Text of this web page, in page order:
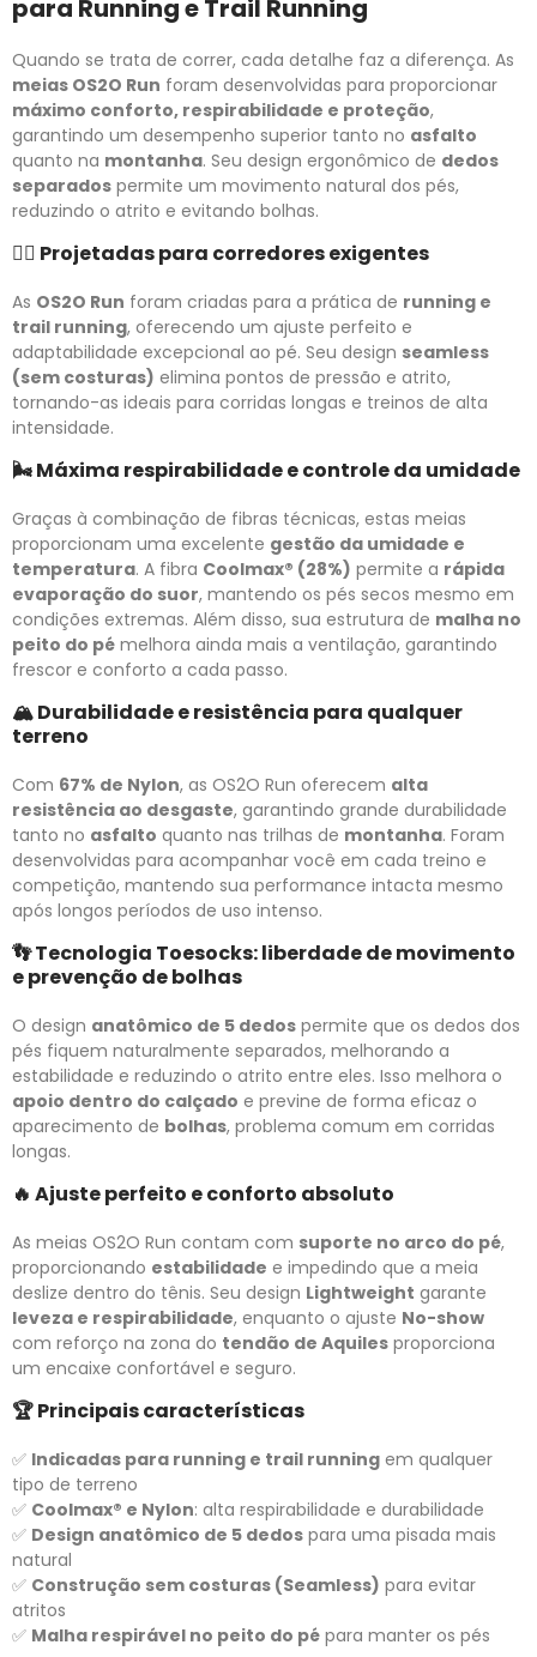
para Running e Trail Running
Quando se trata de correr, cada detalhe faz a diferença. As
meias OS2O Run foram desenvolvidas para proporcionar
máximo conforto, respirabilidade e proteção,
garantindo um desempenho superior tanto no asfalto
quanto na montanha. Seu design ergonômico de dedos
separados permite um movimento natural dos pés,
reduzindo o atrito e evitando bolhas.
🏃‍♂️ Projetadas para corredores exigentes
As OS2O Run foram criadas para a prática de running e
trail running, oferecendo um ajuste perfeito e
adaptabilidade excepcional ao pé. Seu design seamless
(sem costuras) elimina pontos de pressão e atrito,
tornando-as ideais para corridas longas e treinos de alta
intensidade.
🌬️Máxima respirabilidade e controle da umidade
Graças à combinação de fibras técnicas, estas meias
proporcionam uma excelente gestão da umidade e
temperatura. A fibra Coolmax® (28%) permite a rápida
evaporação do suor, mantendo os pés secos mesmo em
condições extremas. Além disso, sua estrutura de malha no
peito do pé melhora ainda mais a ventilação, garantindo
frescor e conforto a cada passo.
🏔️Durabilidade e resistência para qualquer
terreno
Com 67% de Nylon, as OS2O Run oferecem alta
resistência ao desgaste, garantindo grande durabilidade
tanto no asfalto quanto nas trilhas de montanha. Foram
desenvolvidas para acompanhar você em cada treino e
competição, mantendo sua performance intacta mesmo
após longos períodos de uso intenso.
👣Tecnologia Toesocks: liberdade de movimento
e prevenção de bolhas
O design anatômico de 5 dedos permite que os dedos dos
pés fiquem naturalmente separados, melhorando a
estabilidade e reduzindo o atrito entre eles. Isso melhora o
apoio dentro do calçado e previne de forma eficaz o
aparecimento de bolhas, problema comum em corridas
longas.
🔥 Ajuste perfeito e conforto absoluto
As meias OS2O Run contam com suporte no arco do pé,
proporcionando estabilidade e impedindo que a meia
deslize dentro do tênis. Seu design Lightweight garante
leveza e respirabilidade, enquanto o ajuste No-show
com reforço na zona do tendão de Aquiles proporciona
um encaixe confortável e seguro.
🏆Principais características
✅ Indicadas para running e trail running em qualquer
tipo de terreno
✅ Coolmax® e Nylon: alta respirabilidade e durabilidade
✅ Design anatômico de 5 dedos para uma pisada mais
natural
✅ Construção sem costuras (Seamless) para evitar
atritos
✅ Malha respirável no peito do pé para manter os pés